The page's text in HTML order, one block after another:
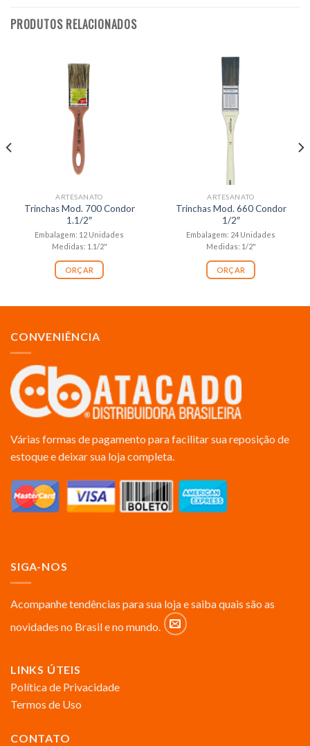
PRODUTOS RELACIONADOS
ARTESANATO
Trinchas Mod. 700 Condor
1.1/2″
Embalagem: 12 Unidades
Medidas: 1.1/2"
ORÇAR
ARTESANATO
Trinchas Mod. 660 Condor
1/2″
Embalagem: 24 Unidades
Medidas: 1/2"
ORÇAR
CONVENIÊNCIA
Várias formas de pagamento para facilitar sua reposição de
estoque e deixar sua loja completa.
SIGA-NOS
Acompanhe tendências para sua loja e saiba quais são as
novidades no Brasil e no mundo.
LINKS ÚTEIS
Política de Privacidade
Termos de Uso
CONTATO